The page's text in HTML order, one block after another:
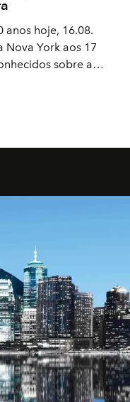
hoje, 16.08.
Nova York aos 17
sobre a